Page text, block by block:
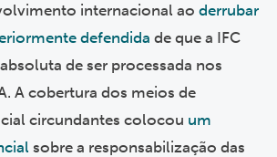
internacional ao derrubar
defendida de que a IFC
de ser processada nos
A cobertura dos meios de
circundantes colocou um
sobre a responsabilização das